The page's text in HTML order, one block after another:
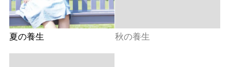
夏の養生 秋の養生